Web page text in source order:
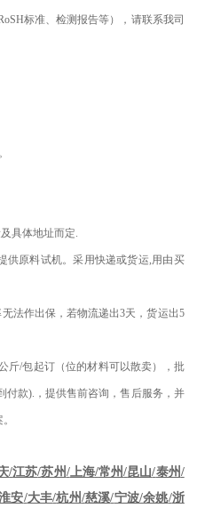
标准、检测报告等），请联系我司
具体地址而定.
供原料试机。采用快递或货运,用由买
法作出保，若物流递出3天，货运出5
斤/包起订（位的材料可以散卖），批
付款). ，提供售前咨询，售后服务，并
/江苏/苏州/上海/常州/昆山/泰州/
安/大丰/杭州/慈溪/宁波/余姚/浙